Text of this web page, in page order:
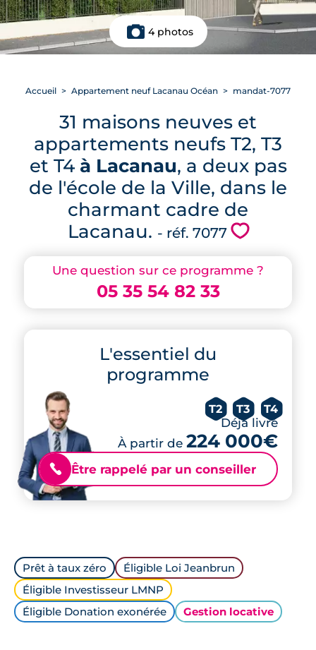
4 photos
Une question sur ce programme ?
05 35 54 82 33
L'essentiel du
programme
T2 T3 T4
Déjà livré
À partir de 224 000€
📞 Être rappelé par un conseiller
Accueil Appartement neuf Lacanau Océan mandat-7077
31 maisons neuves et
appartements neufs T2, T3
et T4 à Lacanau, a deux pas
de l'école de la Ville, dans le
charmant cadre de
Lacanau. - réf. 7077 💗
Prêt à taux zéro
Éligible Loi Jeanbrun
Éligible Investisseur LMNP
Éligible Donation exonérée
Gestion locative